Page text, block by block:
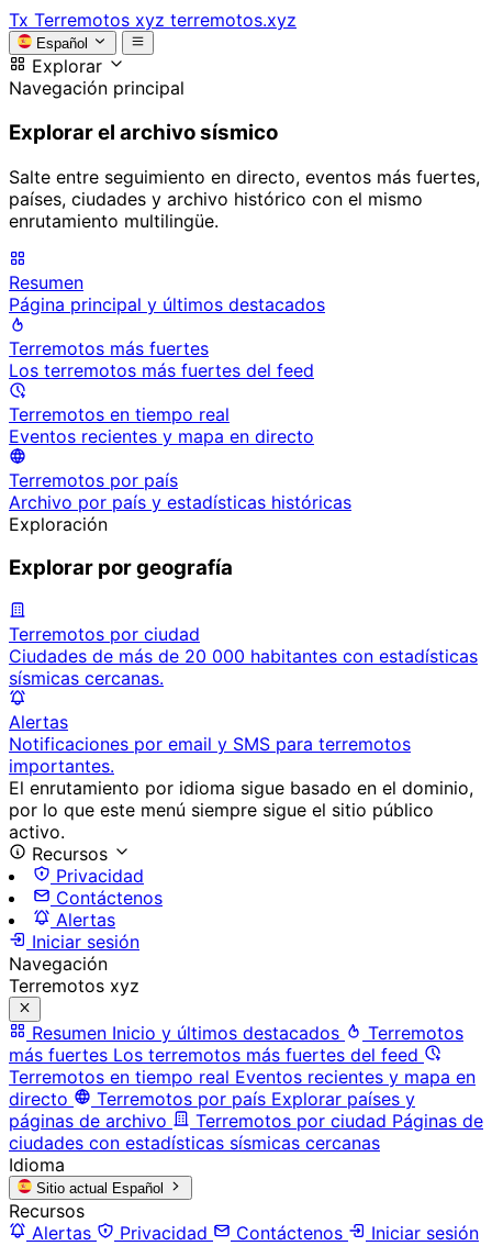
Tx Terremotos xyz terremotos.xyz
Español
Explorar
Navegación principal
Explorar el archivo sísmico
Salte entre seguimiento en directo, eventos más fuertes,
países, ciudades y archivo histórico con el mismo
enrutamiento multilingüe.
Resumen
Página principal y últimos destacados
Terremotos más fuertes
Los terremotos más fuertes del feed
Terremotos en tiempo real
Eventos recientes y mapa en directo
Terremotos por país
Archivo por país y estadísticas históricas
Exploración
Explorar por geografía
Terremotos por ciudad
Ciudades de más de 20 000 habitantes con estadísticas
sísmicas cercanas.
Alertas
Notificaciones por email y SMS para terremotos
importantes.
El enrutamiento por idioma sigue basado en el dominio,
por lo que este menú siempre sigue el sitio público
activo.
Recursos
Privacidad
Contáctenos
Alertas
Iniciar sesión
Navegación
Terremotos xyz
Resumen Inicio y últimos destacados
Terremotos
más fuertes Los terremotos más fuertes del feed
Terremotos en tiempo real Eventos recientes y mapa en
directo
Terremotos por país Explorar países y
páginas de archivo
Terremotos por ciudad Páginas de
ciudades con estadísticas sísmicas cercanas
Idioma
Sitio actual Español
Recursos
Alertas
Privacidad Contáctenos
Iniciar sesión